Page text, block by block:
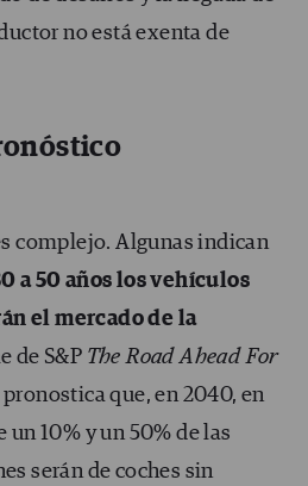
no está exenta de
complejo. Algunas indican
a 50 años los vehículos
el mercado de la
de S&P The Road Ahead For
pronostica que, en 2040, en
10% y un 50% de las
serán de coches sin